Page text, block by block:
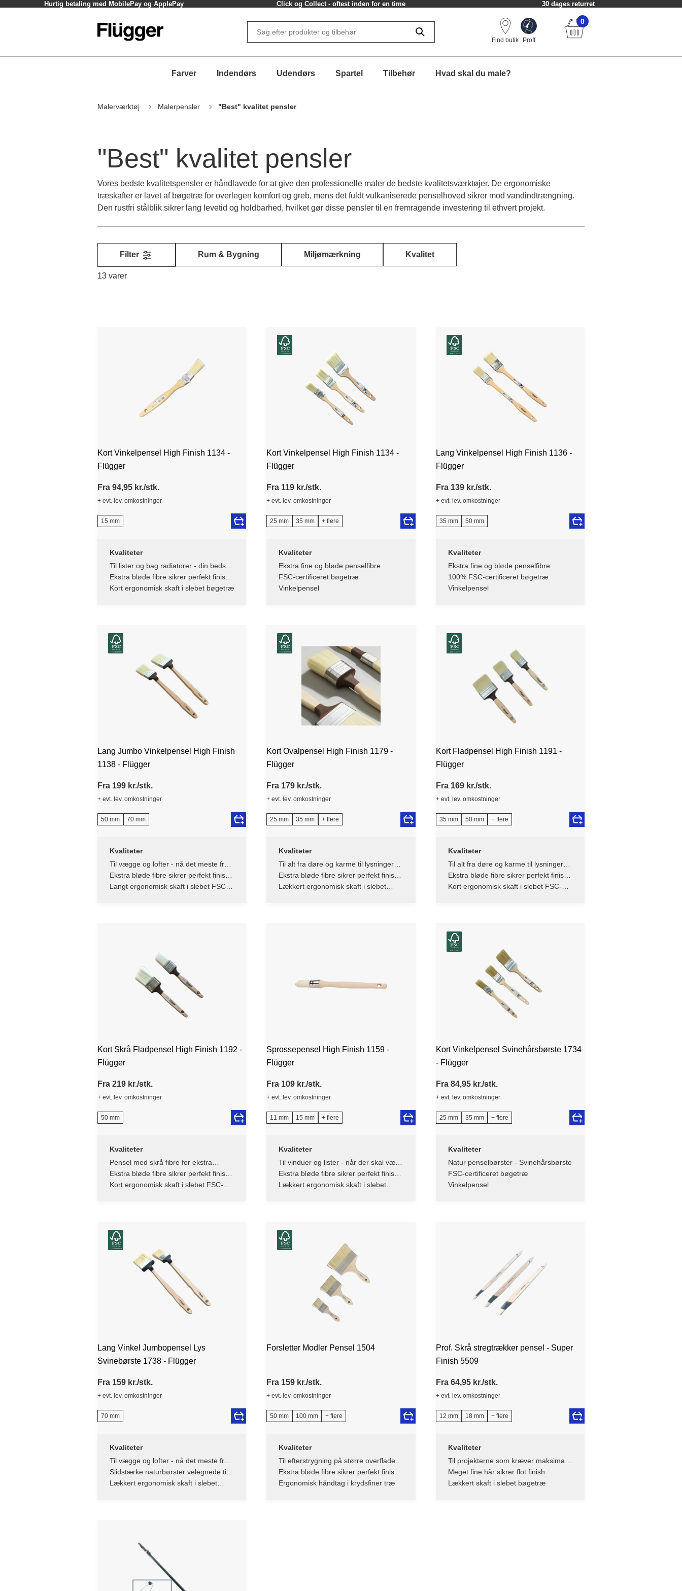
Click og Collect - oftest inden for en time 30 dages returret Fri fragt fra 549 kr.
Find butik Proff
0
Farver Indendørs Udendørs Spartel Tilbehør Hvad skal du male?
Malerværktøj Malerpensler "Best" kvalitet pensler
"Best" kvalitet pensler
Vores bedste kvalitetspensler er håndlavede for at give den professionelle maler de bedste kvalitetsværktøjer. De ergonomiske
træskafter er lavet af bøgetræ for overlegen komfort og greb, mens det fuldt vulkaniserede penselhoved sikrer mod vandindtrængning.
Den rustfri stålblik sikrer lang levetid og holdbarhed, hvilket gør disse pensler til en fremragende investering til ethvert projekt.
13 varer
Filter Rum & Bygning Miljømærkning Kvalitet
Kort Vinkelpensel High Finish 1134 -
Flügger
Fra 94,95 kr./stk.
+ evt. lev. omkostninger
15 mm
Kvaliteter
Til lister og bag radiatorer - din bedste
ven når pladsen er trang
Ekstra bløde fibre sikrer perfekt finish
uden striber
Kort ergonomisk skaft i slebet bøgetræ
Kort Vinkelpensel High Finish 1134 -
Flügger
Fra 119 kr./stk.
+ evt. lev. omkostninger
25 mm 35 mm + flere
Kvaliteter
Ekstra fine og bløde penselfibre
FSC-certificeret bøgetræ
Vinkelpensel
Lang Vinkelpensel High Finish 1136 -
Flügger
Fra 139 kr./stk.
+ evt. lev. omkostninger
35 mm 50 mm
Kvaliteter
Ekstra fine og bløde penselfibre
100% FSC-certificeret bøgetræ
Vinkelpensel
Lang Jumbo Vinkelpensel High Finish
1138 - Flügger
Fra 199 kr./stk.
+ evt. lev. omkostninger
50 mm 70 mm
Kvaliteter
Til vægge og lofter - nå det meste fra
gulvet
Ekstra bløde fibre sikrer perfekt finish
uden striber
Langt ergonomisk skaft i slebet FSC-
Kort Ovalpensel High Finish 1179 -
Flügger
Fra 179 kr./stk.
+ evt. lev. omkostninger
25 mm 35 mm + flere
Kvaliteter
Til alt fra døre og karme til lysninger
og møbler - verdens bedste allround
pensel
Ekstra bløde fibre sikrer perfekt finish
uden striber
Lækkert ergonomisk skaft i slebet
Kort Fladpensel High Finish 1191 -
Flügger
Fra 169 kr./stk.
+ evt. lev. omkostninger
35 mm 50 mm + flere
Kvaliteter
Til alt fra døre og karme til lysninger
og møbler - verdens bedste allround
pensel
Ekstra bløde fibre sikrer perfekt finish
uden striber
Kort ergonomisk skaft i slebet FSC-
Kort Skrå Fladpensel High Finish 1192 -
Flügger
Fra 219 kr./stk.
+ evt. lev. omkostninger
50 mm
Kvaliteter
Pensel med skrå fibre for ekstra
præcision
Ekstra bløde fibre sikrer perfekt finish
uden striber
Kort ergonomisk skaft i slebet FSC-
Sprossepensel High Finish 1159 -
Flügger
Fra 109 kr./stk.
+ evt. lev. omkostninger
11 mm 15 mm + flere
Kvaliteter
Til vinduer og lister - når der skal være
styr på detaljerne
Ekstra bløde fibre sikrer perfekt finish
uden striber
Lækkert ergonomisk skaft i slebet
Kort Vinkelpensel Svinehårsbørste 1734
- Flügger
Fra 84,95 kr./stk.
+ evt. lev. omkostninger
25 mm 35 mm + flere
Kvaliteter
Natur penselbørster - Svinehårsbørste
FSC-certificeret bøgetræ
Vinkelpensel
Lang Vinkel Jumbopensel Lys
Svinebørste 1738 - Flügger
Fra 159 kr./stk.
+ evt. lev. omkostninger
70 mm
Kvaliteter
Til vægge og lofter - nå det meste fra
gulvet
Slidstærke naturbørster velegnede til
lak og tynde laserende væsker
Lækkert ergonomisk skaft i slebet
Forsletter Modler Pensel 1504
Fra 159 kr./stk.
+ evt. lev. omkostninger
50 mm 100 mm + flere
Kvaliteter
Til efterstrygning på større overflader
som møbler, vindueskamme, døre
Ekstra bløde fibre sikrer perfekt finish
uden striber
Ergonomisk håndtag i krydsfiner træ
Prof. Skrå stregtrækker pensel - Super
Finish 5509
Fra 64,95 kr./stk.
+ evt. lev. omkostninger
12 mm 18 mm + flere
Kvaliteter
Til projekterne som kræver maksimal
præcision og perfekte linjer
Meget fine hår sikrer flot finish
Lækkert skaft i slebet bøgetræ